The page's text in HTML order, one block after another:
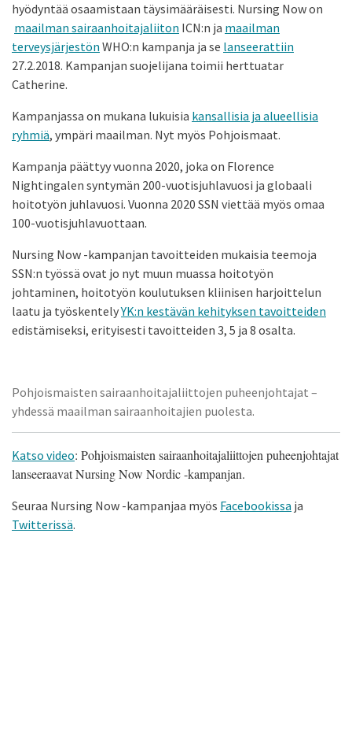
hyödyntää osaamistaan täysimääräisesti. Nursing Now on
maailman sairaanhoitajaliiton ICN:n ja maailman
terveysjärjestön WHO:n kampanja ja se lanseerattiin
27.2.2018. Kampanjan suojelijana toimii herttuatar
Catherine.
Kampanjassa on mukana lukuisia kansallisia ja alueellisia
ryhmiä, ympäri maailman. Nyt myös Pohjoismaat.
Kampanja päättyy vuonna 2020, joka on Florence
Nightingalen syntymän 200-vuotisjuhlavuosi ja globaali
hoitotyön juhlavuosi. Vuonna 2020 SSN viettää myös omaa
100-vuotisjuhlavuottaan.
Nursing Now -kampanjan tavoitteiden mukaisia teemoja
SSN:n työssä ovat jo nyt muun muassa hoitotyön
johtaminen, hoitotyön koulutuksen kliinisen harjoittelun
laatu ja työskentelyYK:n kestävän kehityksen tavoitteiden
edistämiseksi, erityisesti tavoitteiden 3, 5 ja 8 osalta.
Pohjoismaisten sairaanhoitajaliittojen puheenjohtajat –
yhdessä maailman sairaanhoitajien puolesta.
Katso video: Pohjoismaisten sairaanhoitajaliittojen puheenjohtajat
lanseeraavat Nursing Now Nordic -kampanjan.
Seuraa Nursing Now -kampanjaa myös Facebookissa ja
Twitterissä.